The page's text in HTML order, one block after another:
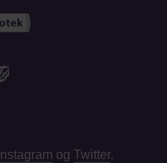
Instagram og Twitter.